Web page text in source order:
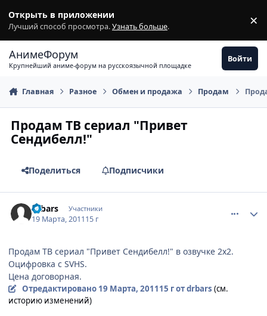
Открыть в приложении
Лучший способ просмотра.Узнать больше. ×
АнимеФорум
Крупнейший аниме-форум на русскоязычной площадке
Войти
Главная Разное Обмен и продажа Продам
Продам ТВ сериал "Привет
Сендибелл!"
Поделиться Подписчики
drbars Участники
19 Марта, 201115 г
Продам ТВ сериал "Привет Сендибелл!" в озвучке 2х2.
Оцифровка с SVHS.
Цена договорная.
Отредактировано 19 Марта, 201115 гот drbars (см.
историю изменений)